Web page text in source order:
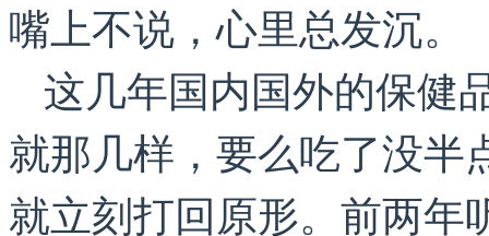
嘴上不说，心里总发沉。
这几年国内国外的保健
就那几样，要么吃了没半
就立刻打回原形。前两年